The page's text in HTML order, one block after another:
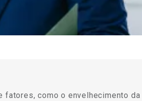
fatores, como o envelhecimento da